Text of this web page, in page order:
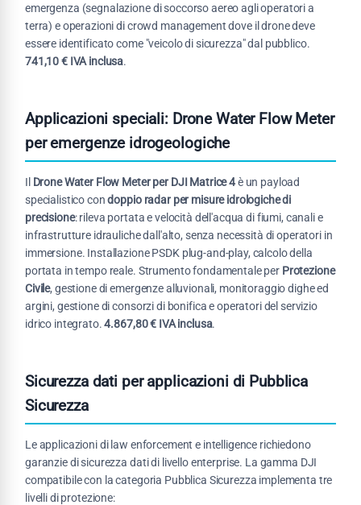
emergenza (segnalazione di soccorso aereo agli operatori a
terra) e operazioni di crowd management dove il drone deve
essere identificato come "veicolo di sicurezza" dal pubblico.
741,10 € IVA inclusa.
Applicazioni speciali: Drone Water Flow Meter
per emergenze idrogeologiche
Il Drone Water Flow Meter per DJI Matrice 4è un payload
specialistico condoppio radar per misure idrologiche di
precisione: rileva portata e velocità dell'acqua di fiumi, canali e
infrastrutture idrauliche dall'alto, senza necessità di operatori in
immersione. Installazione PSDK plug-and-play, calcolo della
portata in tempo reale. Strumento fondamentale per Protezione
Civile, gestione di emergenze alluvionali, monitoraggio dighe ed
argini, gestione di consorzi di bonifica e operatori del servizio
idrico integrato.4.867,80 € IVA inclusa.
Sicurezza dati per applicazioni di Pubblica
Sicurezza
Le applicazioni di law enforcement e intelligence richiedono
garanzie di sicurezza dati di livello enterprise. La gamma DJI
compatibile con la categoria Pubblica Sicurezza implementa tre
livelli di protezione: